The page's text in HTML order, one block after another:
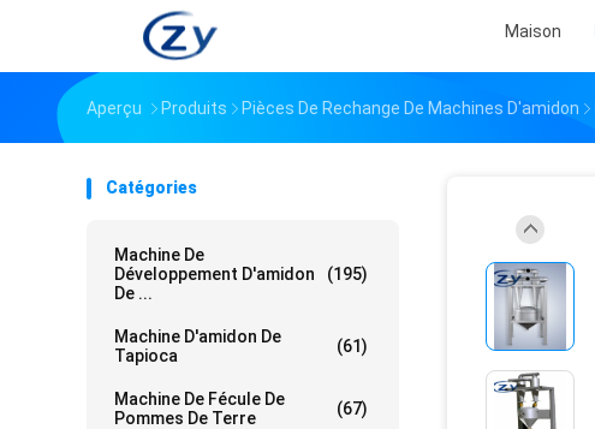
Maison
Aperçu Produits Pièces De Rechange De Machines D'amidon
Catégories
Machine De
Développement D'amidon
De ...
(195)
Machine D'amidon De
Tapioca
(61)
Machine De Fécule De
Pommes De Terre
(67)